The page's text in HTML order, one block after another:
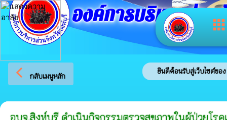
apps
องค์การบริหารส่วน
arrow_back_ios กลับเมนูหลัก
ยินดีต้อนรับสู่เว็บไซต์ของ
อบจ.สิงห์บุรี ดำเนินกิจกรรมตรวจสุขภาพในผู้ป่วยโรค